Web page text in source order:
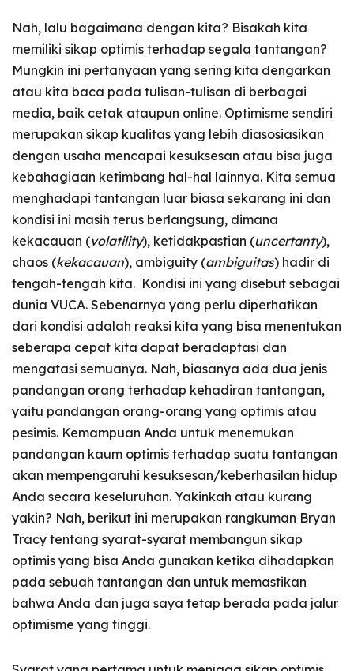
Nah, lalu bagaimana dengan kita? Bisakah kita
memiliki sikap optimis terhadap segala tantangan?
Mungkin ini pertanyaan yang sering kita dengarkan
atau kita baca pada tulisan-tulisan di berbagai
media, baik cetak ataupun online. Optimisme sendiri
merupakan sikap kualitas yang lebih diasosiasikan
dengan usaha mencapai kesuksesan atau bisa juga
kebahagiaan ketimbang hal-hal lainnya. Kita semua
menghadapi tantangan luar biasa sekarang ini dan
kondisi ini masih terus berlangsung, dimana
kekacauan (volatility), ketidakpastian (uncertanty),
chaos (kekacauan), ambiguity (ambiguitas) hadir di
tengah-tengah kita. Kondisi ini yang disebut sebagai
dunia VUCA. Sebenarnya yang perlu diperhatikan
dari kondisi adalah reaksi kita yang bisa menentukan
seberapa cepat kita dapat beradaptasi dan
mengatasi semuanya. Nah, biasanya ada dua jenis
pandangan orang terhadap kehadiran tantangan,
yaitu pandangan orang-orang yang optimis atau
pesimis. Kemampuan Anda untuk menemukan
pandangan kaum optimis terhadap suatu tantangan
akan mempengaruhi kesuksesan/keberhasilan hidup
Anda secara keseluruhan. Yakinkah atau kurang
yakin? Nah, berikut ini merupakan rangkuman Bryan
Tracy tentang syarat-syarat membangun sikap
optimis yang bisa Anda gunakan ketika dihadapkan
pada sebuah tantangan dan untuk memastikan
bahwa Anda dan juga saya tetap berada pada jalur
optimisme yang tinggi.